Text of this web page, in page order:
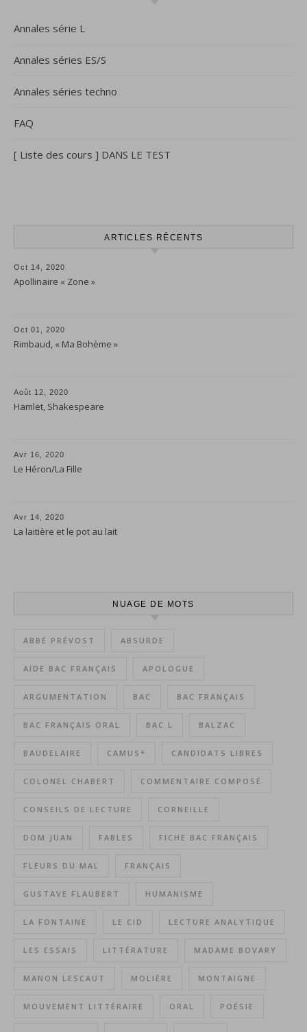
Annales série L
Annales séries ES/S
Annales séries techno
FAQ
[ Liste des cours ] DANS LE TEST
ARTICLES RÉCENTS
Oct 14, 2020
Apollinaire « Zone »
Oct 01, 2020
Rimbaud, « Ma Bohème »
Août 12, 2020
Hamlet, Shakespeare
Avr 16, 2020
Le Héron/La Fille
Avr 14, 2020
La laitière et le pot au lait
NUAGE DE MOTS
ABBÉ PRÉVOST ABSURDE
AIDE BAC FRANÇAIS APOLOGUE
ARGUMENTATION BAC BAC FRANÇAIS
BAC FRANÇAIS ORAL BAC L BALZAC
BAUDELAIRE CAMUS* CANDIDATS LIBRES
COLONEL CHABERT COMMENTAIRE COMPOSÉ
CONSEILS DE LECTURE CORNEILLE
DOM JUAN FABLES FICHE BAC FRANÇAIS
FLEURS DU MAL FRANÇAIS
GUSTAVE FLAUBERT HUMANISME
LA FONTAINE LE CID LECTURE ANALYTIQUE
LES ESSAIS LITTÉRATURE MADAME BOVARY
MANON LESCAUT MOLIÈRE MONTAIGNE
MOUVEMENT LITTÉRAIRE ORAL POÉSIE